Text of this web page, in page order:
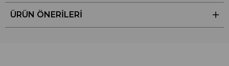
ÜRÜN ÖNERILERI